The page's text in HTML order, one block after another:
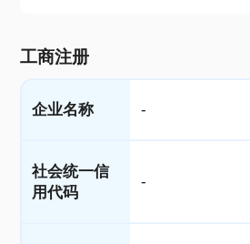
工商注册
企业名称 -
社会统一信
用代码
-